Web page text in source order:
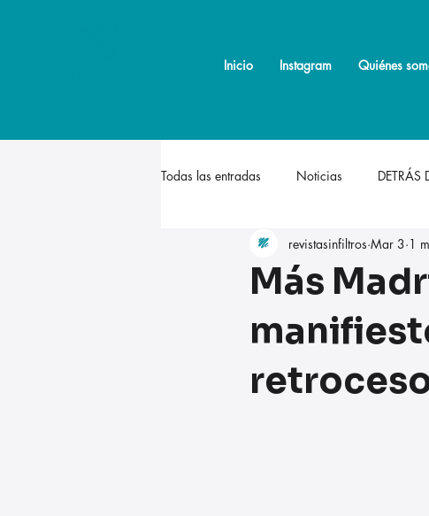
Inicio Instagram Quiénes
Inicio Instagram Quiénes
Todas las entradas Noticias DETRÁS
Más
revistasinfiltros Mar 3 1